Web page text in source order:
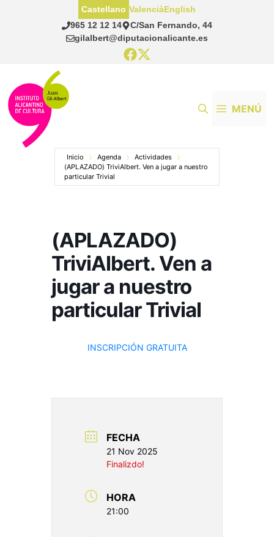
965 12 12 14
C/San Fernando, 44
gilalbert@diputacionalicante.es
Castellano ValenciàEnglish
MENÚ
Inicio Agenda
Actividades
(APLAZADO) TriviAlbert. Ven a jugar a nuestro
particular Trivial
(APLAZADO)
TriviAlbert. Ven a
jugar a nuestro
particular Trivial
INSCRIPCIÓN GRATUITA
FECHA
21 Nov 2025
Finalizdo!
HORA
21:00